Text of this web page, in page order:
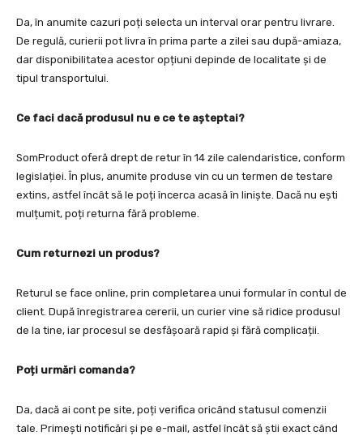
Da, în anumite cazuri poți selecta un interval orar pentru livrare.
De regulă, curierii pot livra în prima parte a zilei sau după-amiaza,
dar disponibilitatea acestor opțiuni depinde de localitate și de
tipul transportului.
Ce faci dacă produsul nu e ce te așteptai?
SomProduct oferă drept de retur în 14 zile calendaristice, conform
legislației. În plus, anumite produse vin cu un termen de testare
extins, astfel încât să le poți încerca acasă în liniște. Dacă nu ești
mulțumit, poți returna fără probleme.
Cum returnezi un produs?
Returul se face online, prin completarea unui formular în contul de
client. După înregistrarea cererii, un curier vine să ridice produsul
de la tine, iar procesul se desfășoară rapid și fără complicații.
Poți urmări comanda?
Da, dacă ai cont pe site, poți verifica oricând statusul comenzii
tale. Primești notificări și pe e-mail, astfel încât să știi exact când